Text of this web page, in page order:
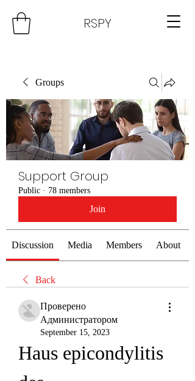
RSPY
Groups
Support Group
Public · 78 members
Join
Discussion Media Members About
Back
Проверено
Администратором
September 15, 2023
Haus epicondylitis